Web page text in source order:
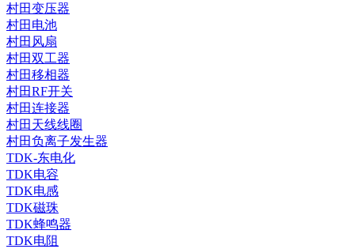
村田变压器
村田电池
村田风扇
村田双工器
村田移相器
村田RF开关
村田连接器
村田天线线圈
村田负离子发生器
TDK-东电化
TDK电容
TDK电感
TDK磁珠
TDK蜂鸣器
TDK电阻